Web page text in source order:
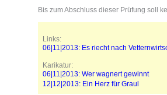
Bis zum Abschluss dieser Prüfung soll
Links:
06|11|2013: Es riecht nach
Karikatur:
06|11|2013: Wer wagnert gewinnt
12|12|2013: Ein Herz für Graul